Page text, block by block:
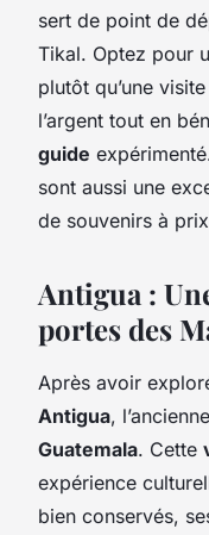
sert de point de
Tikal. Optez pour
plutôt qu’une
l’argent tout en
guide
sont aussi une
de souvenirs à
Antigua :
portes des
Après avoir
Antigua,
Guatemala. Cette
expérience
bien conservés,